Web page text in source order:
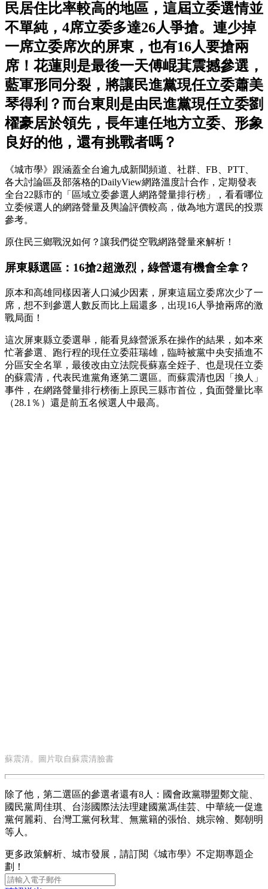
民居住比率較高的地區，這屆立委選情並
不單純，4席立委多達26人爭搶。連少掉
一席立委席次的屏東，也有16人要搶兩
席！花蓮則是最後一天傅崐萁震撼參選，
藍軍形同分裂，將讓民進黨現任立委蕭美
琴得利？而台東則是由民進黨現任立委劉
櫂豪居於領先，長年連任地方立委、形象
良好的他，還有挑戰者嗎？
《城市學》跟涵蓋全台逾九成新聞頻道、社群、FB、PTT、
各大討論區及部落格的DailyView網路溫度計合作，定期發表
全台22縣市的「區域立委參選人網路聲量排行榜」，看看哪位
立委候選人的網路聲量及輿論評價較高，做為地方選民的投票
參考。
原住民三鄉戰況如何？讓我們從空戰網路聲量來解析！
屏東縣選區：16搶2超激烈，綠營還有機會全拿？
原本和高雄同樣因著人口減少因素，屏東這屆立委席次少了一
席，想不到參選人數反而比上屆還多，出現16人爭搶兩席的激
戰局面！
這次屏東縣立委選舉，能看見綠營派系在操作的結果，如本來
忙著參選、跑行程的現任立委莊瑞雄，臨時被黨中央安插進不
分區安全名單，最後改由立法院長蘇嘉全姪子、也是現任立委
的蘇震清，代表民進黨角逐第二選區。而蘇震清也因「換人」
事件，在網路聲量排行榜衝上原民三縣市首位，負面聲量比率
（28.1％）還是前五名候選人中最高。
蘇震清。圖片取自蘇震清臉書
除了他，第二選區的參選者還有8人：國會政黨聯盟鄭文龍、
國民黨周佳琪、台澎國際法法理建國黨馮佳芸、中華統一促進
黨何麗莉、台灣工黨何秋茸、無黨籍的張怡、姚宗翰、鄭朝明
等人。
更多政策解析、城市發展，請訂閱《城市學》不定期專題企
劃！